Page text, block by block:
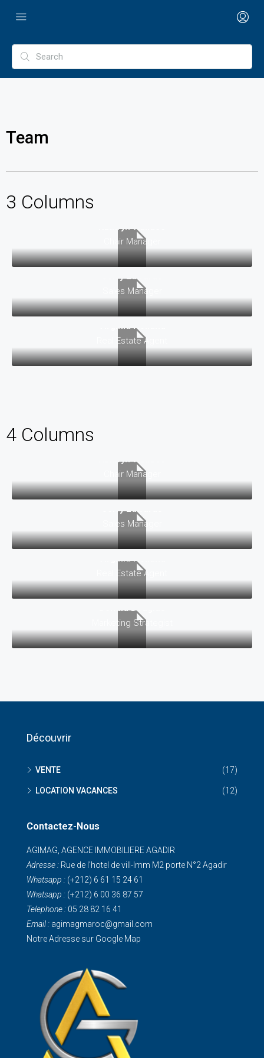
Team
3 Columns
Kathryn Wallace
Chair Manager
Jerry Edwards
Sales Manager
Virginia Holland
Real Estate Agent
4 Columns
Kathryn Wallace
Chair Manager
Jerry Edwards
Sales Manager
Virginia Holland
Real Estate Agent
Donald Douglas
Marketing Strategist
Découvrir
VENTE (17)
LOCATION VACANCES (12)
Contactez-Nous
AGIMAG, AGENCE IMMOBILIERE AGADIR
Adresse : Rue de I'hotel de vill-Imm M2 porte N°2 Agadir
Whatsapp : (+212) 6 61 15 24 61
Whatsapp : (+212) 6 00 36 87 57
Telephone : 05 28 82 16 41
Email : agimagmaroc@gmail.com
Notre Adresse sur Google Map